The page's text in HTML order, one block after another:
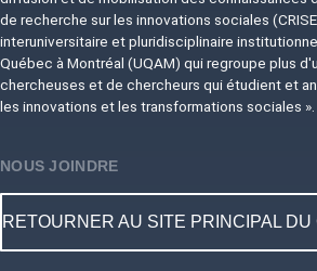
de recherche sur les innovations sociales
interuniversitaire et pluridisciplinaire
Québec à Montréal (UQAM) qui regroupe plus
chercheuses et de chercheurs qui étudient et
les innovations et les transformations sociales ».
NOUS JOINDRE
RETOURNER AU SITE PRINCIPAL DU